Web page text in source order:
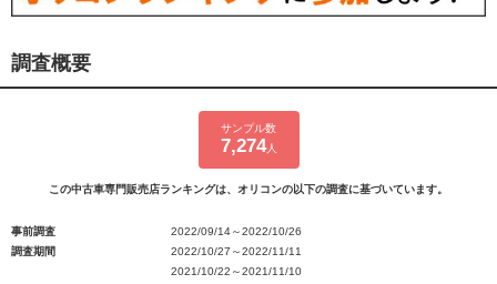
調査概要
サンプル数
7,274人
この中古車専門販売店ランキングは、オリコンの以下の調査に基づいています。
事前調査
2022/09/14～2022/10/26
調査期間
2022/10/27～2022/11/11
2021/10/22～2021/11/10